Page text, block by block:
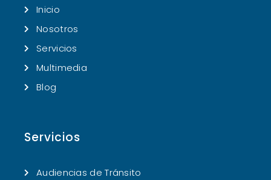
Inicio
Nosotros
Servicios
Multimedia
Blog
Servicios
Audiencias de Tránsito